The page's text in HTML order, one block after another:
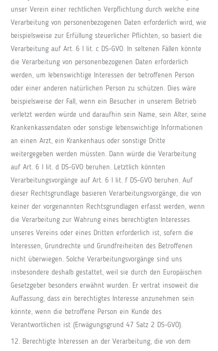
unser Verein einer rechtlichen Verpflichtung durch welche eine
Verarbeitung von personenbezogenen Daten erforderlich wird, wie
beispielsweise zur Erfüllung steuerlicher Pflichten, so basiert die
Verarbeitung auf Art. 6 I lit. c DS-GVO. In seltenen Fällen könnte
die Verarbeitung von personenbezogenen Daten erforderlich
werden, um lebenswichtige Interessen der betroffenen Person
oder einer anderen natürlichen Person zu schützen. Dies wäre
beispielsweise der Fall, wenn ein Besucher in unserem Betrieb
verletzt werden würde und daraufhin sein Name, sein Alter, seine
Krankenkassendaten oder sonstige lebenswichtige Informationen
an einen Arzt, ein Krankenhaus oder sonstige Dritte
weitergegeben werden müssten. Dann würde die Verarbeitung
auf Art. 6 I lit. d DS-GVO beruhen. Letztlich könnten
Verarbeitungsvorgänge auf Art. 6 I lit. f DS-GVO beruhen. Auf
dieser Rechtsgrundlage basieren Verarbeitungsvorgänge, die von
keiner der vorgenannten Rechtsgrundlagen erfasst werden, wenn
die Verarbeitung zur Wahrung eines berechtigten Interesses
unseres Vereins oder eines Dritten erforderlich ist, sofern die
Interessen, Grundrechte und Grundfreiheiten des Betroffenen
nicht überwiegen. Solche Verarbeitungsvorgänge sind uns
insbesondere deshalb gestattet, weil sie durch den Europäischen
Gesetzgeber besonders erwähnt wurden. Er vertrat insoweit die
Auffassung, dass ein berechtigtes Interesse anzunehmen sein
könnte, wenn die betroffene Person ein Kunde des
Verantwortlichen ist (Erwägungsgrund 47 Satz 2 DS-GVO).
12. Berechtigte Interessen an der Verarbeitung, die von dem